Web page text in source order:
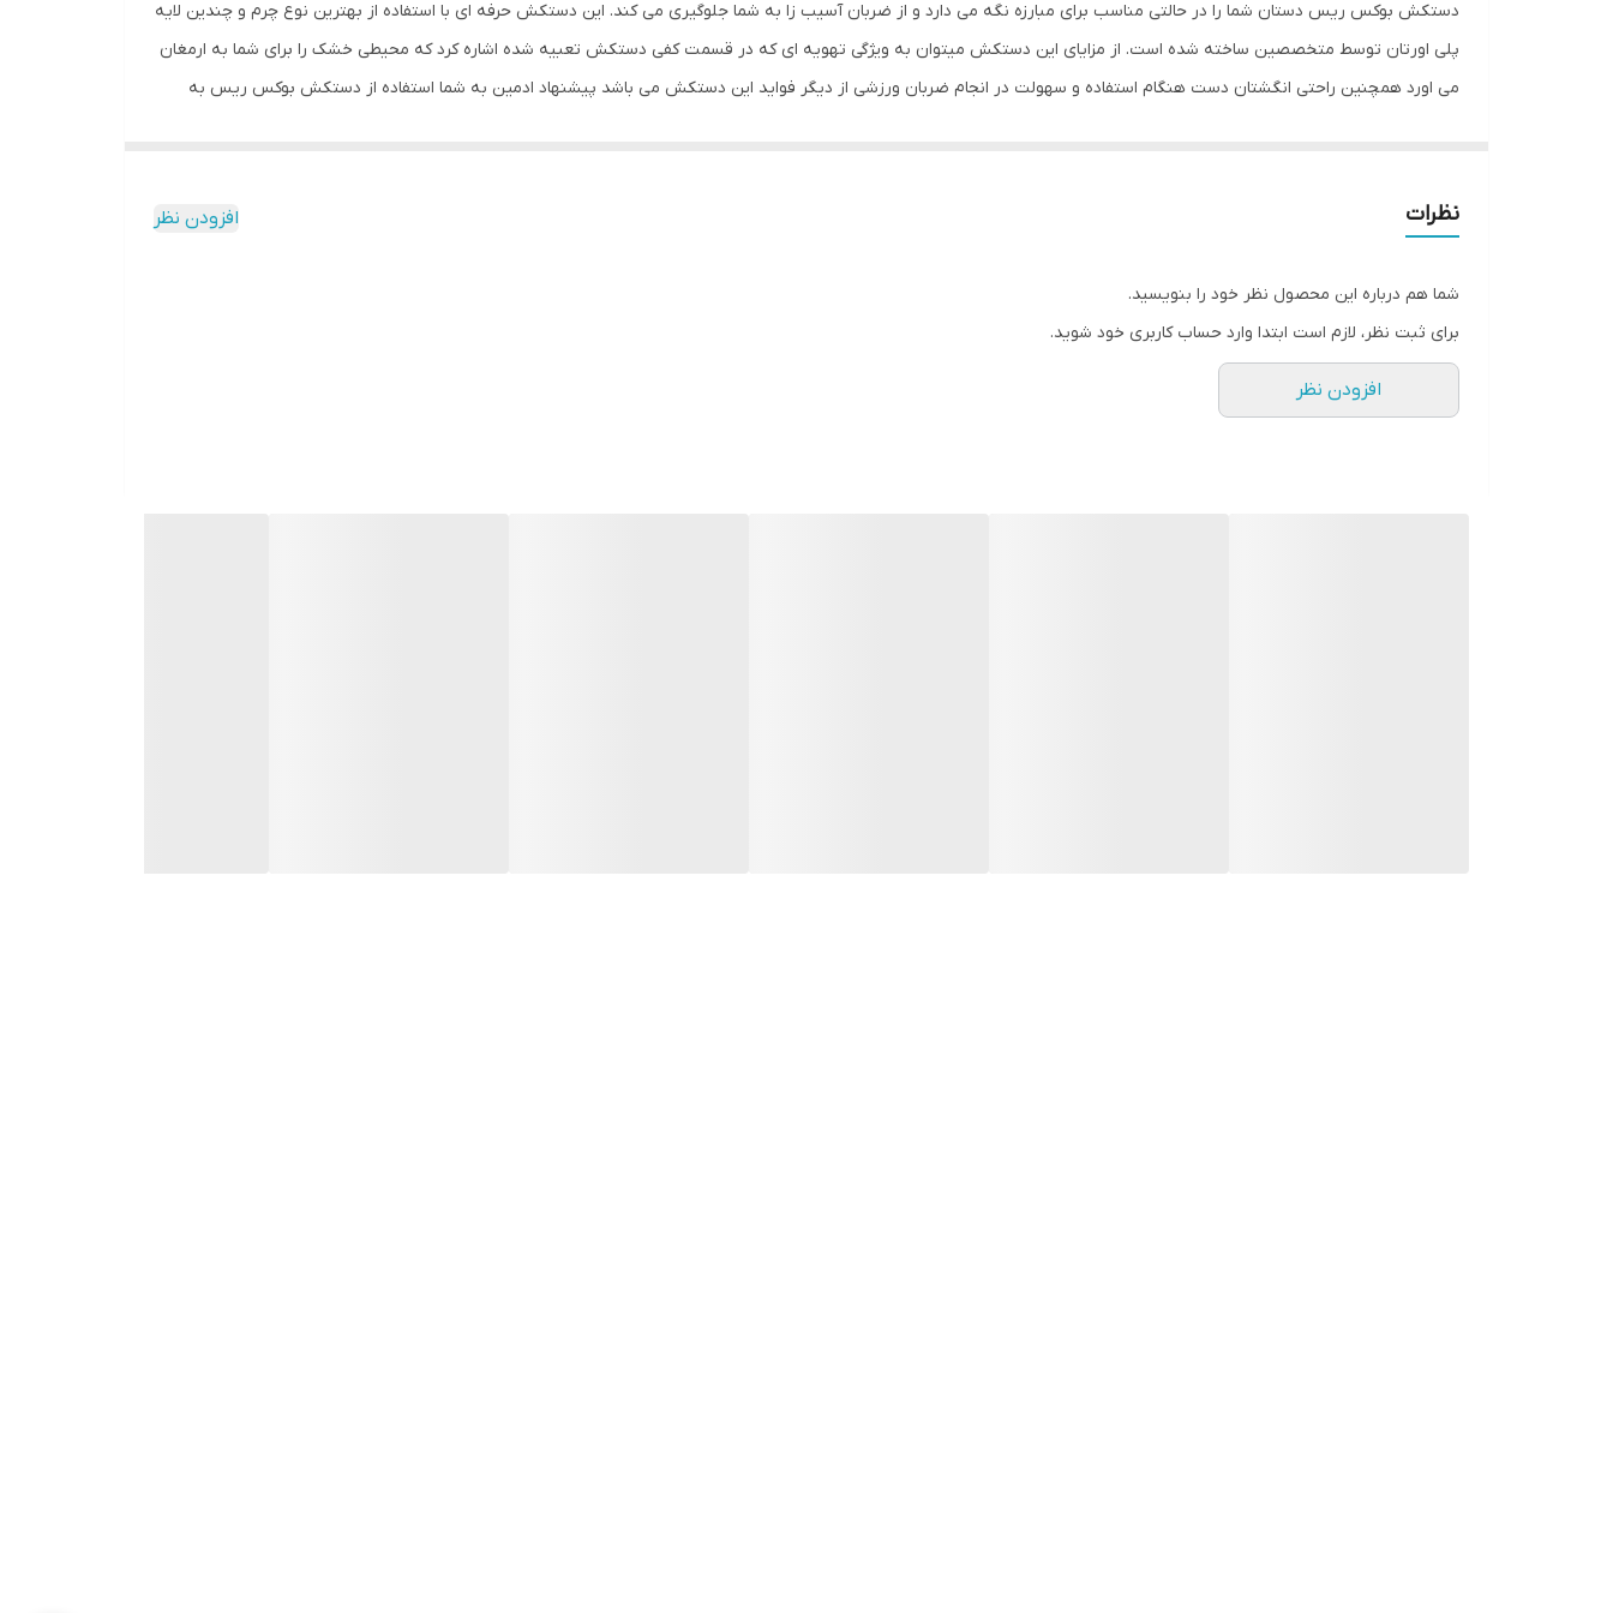
مناسب برای ورزش بوکس , ووشو , کیک بوکس
دستکش بوکس ریس دستان شما را در حالتی مناسب برای مبارزه نگه می دارد و از ضربان آسیب زا به شما جلوگیری می کند. این دستکش حرفه ای با استفاده از بهترین نوع چرم و چندین لایه
پلی اورتان توسط متخصصین ساخته شده است. از مزایای این دستکش میتوان به ویژگی تهویه ای که در قسمت کفی دستکش تعبیه شده اشاره کرد که محیطی خشک را برای شما به ارمغان
می اورد همچنین راحتی انگشتان دست هنگام استفاده و سهولت در انجام ضربان ورزشی از دیگر فواید این دستکش می باشد پیشنهاد ادمین به شما استفاده از دستکش بوکس ریس به
نظرات افزودن نظر
شما هم درباره این محصول نظر خود را بنویسید.
برای ثبت نظر، لازم است ابتدا وارد حساب کاربری خود شوید.
افزودن نظر